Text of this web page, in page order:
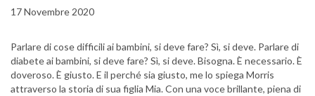
17 Novembre 2020
Parlare di cose difficili ai bambini, si deve fare? Sì, si deve. Parlare di
diabete ai bambini, si deve fare? Sì, si deve. Bisogna. È necessario. È
doveroso. È giusto. E il perché sia giusto, me lo spiega Morris
attraverso la storia di sua figlia Mia. Con una voce brillante, piena di